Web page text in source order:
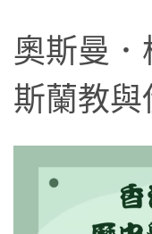
奧斯曼
斯蘭教